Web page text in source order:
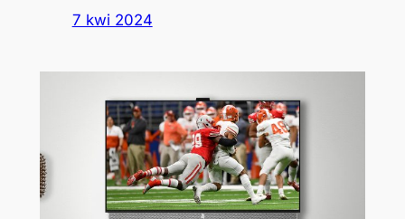
7 kwi 2024